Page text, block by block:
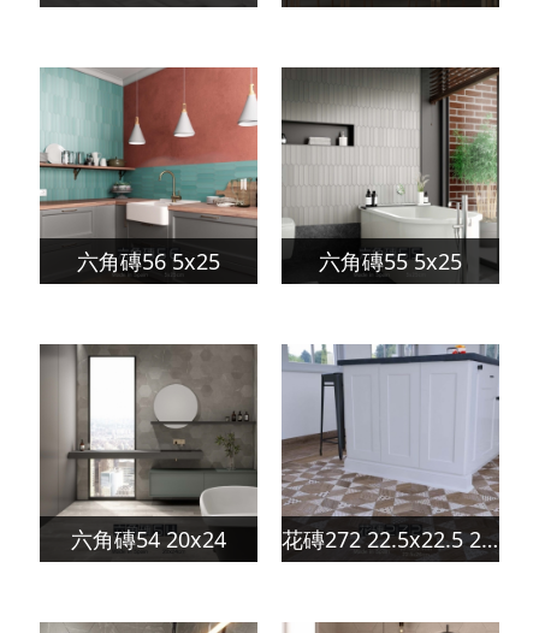
六角磚56 5x25 六角磚55 5x25
六角磚54 20x24 花磚272 22.5x22.5 22.5x26